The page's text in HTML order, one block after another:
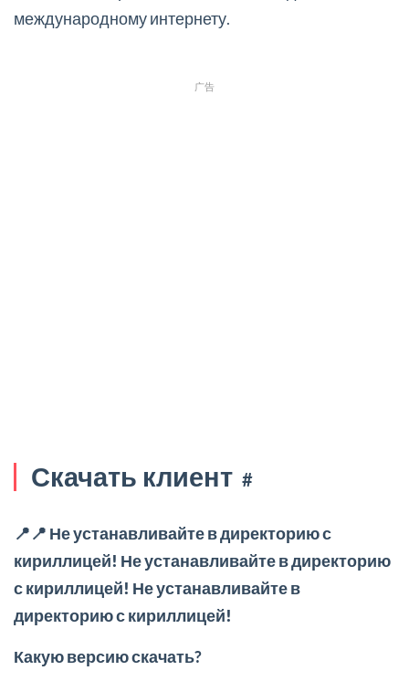
международному интернету.
广告
Скачать клиент #
📍📍 Не устанавливайте в директорию с
кириллицей! Не устанавливайте в директорию
с кириллицей! Не устанавливайте в
директорию с кириллицей!
Какую версию скачать?